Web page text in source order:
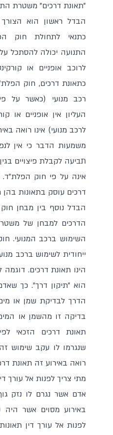
"תאונת דרכים" משטרת
הבדל ראשון הוא
כתנאי לתחולת חוק
התנועה יכולה להסתכל
לרוכב אופניים או
כתאונת דרכים, חוק
רכב מנועי (כאשר על
העליון אין אופניים או
לרכב מנועי) אינו רואה
משמעות הדבר כי אין
תביעה לקבלת פיצויים
אינה על פי חוק הפלת"ד.
דרכים עוסק בתאונות בהן
הבדל נוסף בין מבחן
הדרכים למבחן של
השימוש ברכב המנועי.
ייחודית לשימוש ברכב
הינו תאונת דרכים.
הוא "תיקון דרך". כך
הדרך לבדיקת שמן או מים
בדיקה זו מהשמן או
תאונת דרכים הזכאי
שנגרמו לו עקב שימוש
רואה באירוע זה תאונת
מתי צריך לפנות אל עורך
אדם אשר נגרם לו נזק
באירוע מסוים אשר היה
לפנות אל עורך דין